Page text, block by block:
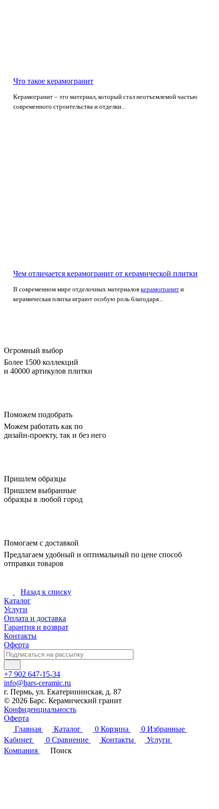
Что такое керамогранит
Керамогранит – это материал, который стал неотъемлемой частью
современного строительства и отделки...
Чем отличается керамогранит от керамической плитки
В современном мире отделочных материалов керамогранит и
керамическая плитка играют особую роль благодаря...
Огромный выбор
Более 1500 коллекций
и 40000 артикулов плитки
Поможем подобрать
Можем работать как по
дизайн-проекту, так и без него
Пришлем образцы
Пришлем выбранные
образцы в любой город
Помогаем с доставкой
Предлагаем удобный и оптимальный по цене способ
отправки товаров
Назад к списку
Каталог
Услуги
Оплата и доставка
Гарантия и возврат
Контакты
Оферта
+7 902 647-15-34
info@bars-ceramic.ru
г. Пермь, ул. Екатерининская, д. 87
© 2026 Барс. Керамический гранит
Конфиденциальность
Оферта
Главная
Каталог 0 Корзина 0 Избранные
Кабинет
0 Сравнение Контакты
Услуги
Компания
Поиск